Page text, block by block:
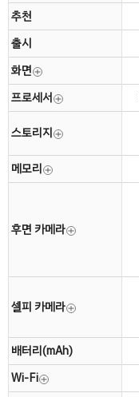
추천
출시
화면
프로세서
스토리지
메모리
후면 카메라
셀피 카메라
배터리(mAh)
Wi-Fi